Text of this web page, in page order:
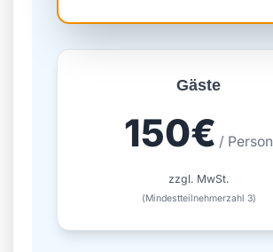
Gäste
150€ / Person
zzgl. MwSt.
(Mindestteilnehmerzahl 3)